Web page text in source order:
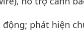
phát hiện